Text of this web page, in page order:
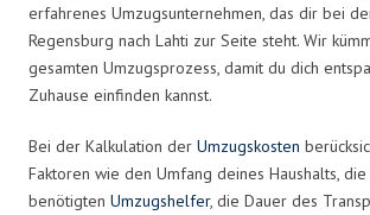
erfahrenes Umzugsunternehmen, das dir bei
Regensburg nach Lahti zur Seite steht. Wir
gesamten Umzugsprozess, damit du dich
Zuhause einfinden kannst.
Bei der Kalkulation der Umzugskosten
Faktoren wie den Umfang deines Haushalts,
benötigten Umzugshelfer, die Dauer des